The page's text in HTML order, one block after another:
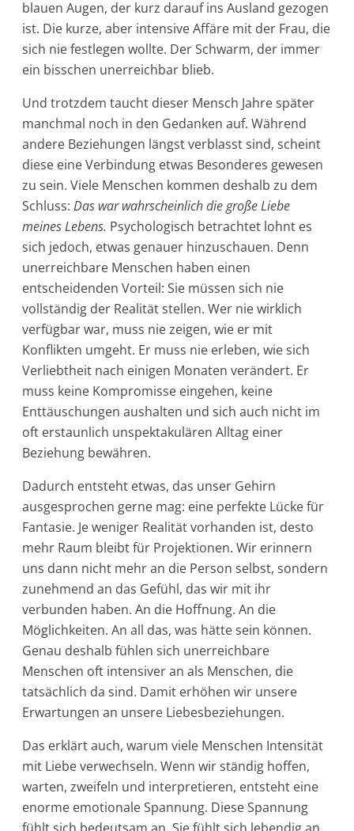
blauen Augen, der kurz darauf ins Ausland gezogen
ist. Die kurze, aber intensive Affäre mit der Frau, die
sich nie festlegen wollte. Der Schwarm, der immer
ein bisschen unerreichbar blieb.
Und trotzdem taucht dieser Mensch Jahre später
manchmal noch in den Gedanken auf. Während
andere Beziehungen längst verblasst sind, scheint
diese eine Verbindung etwas Besonderes gewesen
zu sein. Viele Menschen kommen deshalb zu dem
Schluss: Das war wahrscheinlich die große Liebe
meines Lebens. Psychologisch betrachtet lohnt es
sich jedoch, etwas genauer hinzuschauen. Denn
unerreichbare Menschen haben einen
entscheidenden Vorteil: Sie müssen sich nie
vollständig der Realität stellen. Wer nie wirklich
verfügbar war, muss nie zeigen, wie er mit
Konflikten umgeht. Er muss nie erleben, wie sich
Verliebtheit nach einigen Monaten verändert. Er
muss keine Kompromisse eingehen, keine
Enttäuschungen aushalten und sich auch nicht im
oft erstaunlich unspektakulären Alltag einer
Beziehung bewähren.
Dadurch entsteht etwas, das unser Gehirn
ausgesprochen gerne mag: eine perfekte Lücke für
Fantasie. Je weniger Realität vorhanden ist, desto
mehr Raum bleibt für Projektionen. Wir erinnern
uns dann nicht mehr an die Person selbst, sondern
zunehmend an das Gefühl, das wir mit ihr
verbunden haben. An die Hoffnung. An die
Möglichkeiten. An all das, was hätte sein können.
Genau deshalb fühlen sich unerreichbare
Menschen oft intensiver an als Menschen, die
tatsächlich da sind. Damit erhöhen wir unsere
Erwartungen an unsere Liebesbeziehungen.
Das erklärt auch, warum viele Menschen Intensität
mit Liebe verwechseln. Wenn wir ständig hoffen,
warten, zweifeln und interpretieren, entsteht eine
enorme emotionale Spannung. Diese Spannung